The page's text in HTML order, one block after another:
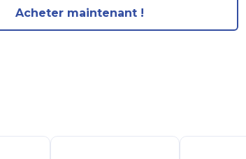
Acheter maintenant !